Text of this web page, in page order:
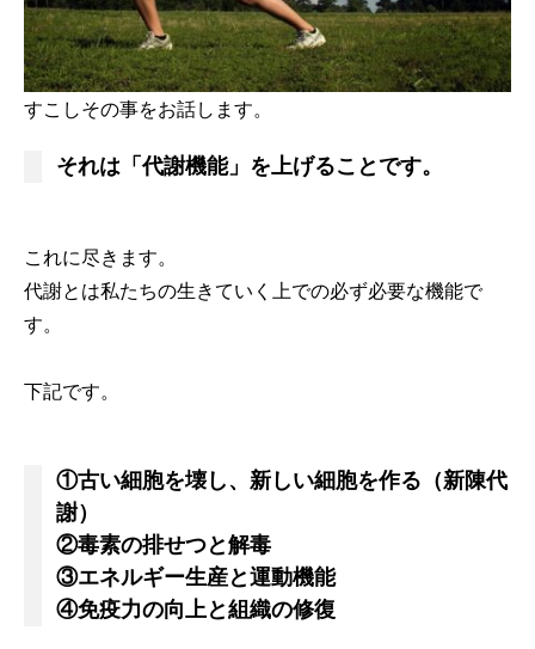
すこしその事をお話します。
それは「代謝機能」を上げることです。
これに尽きます。
代謝とは私たちの生きていく上での必ず必要な機能で
す。
下記です。
①古い細胞を壊し、新しい細胞を作る（新陳代
謝）
②毒素の排せつと解毒
③エネルギー生産と運動機能
④免疫力の向上と組織の修復